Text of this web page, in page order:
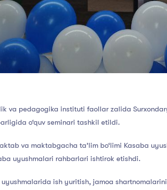
va pedagogika instituti faollar zalida
o‘quv seminari tashkil etildi.
va maktabgacha ta’lim bo‘limi Kasaba
uyushmalari rahbarlari ishtirok etishdi.
ish yuritish, jamoa